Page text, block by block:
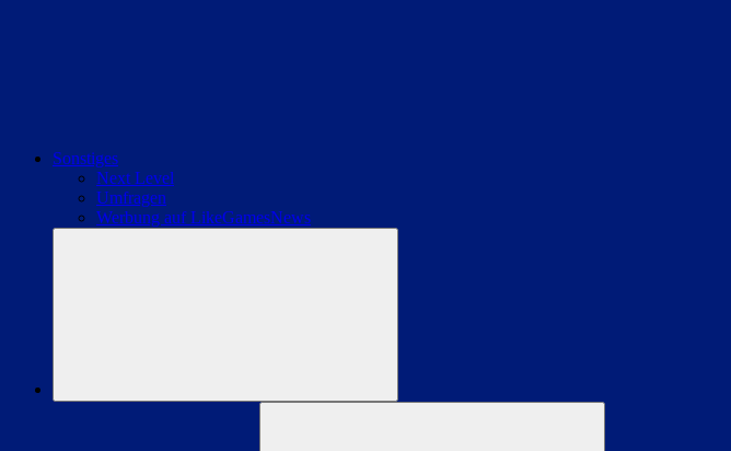
Sonstiges
Next Level
Umfragen
Werbung auf LikeGamesNews